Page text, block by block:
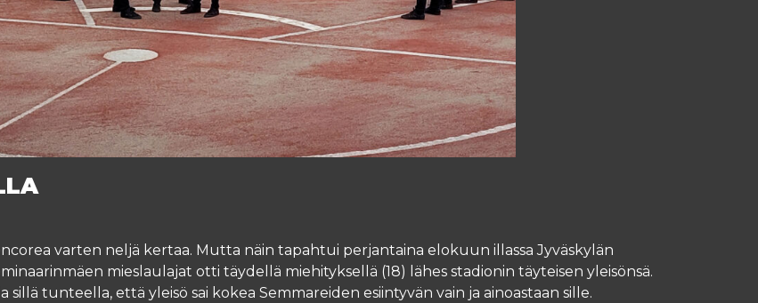
varten neljä kertaa. Mutta näin tapahtui perjantaina elokuun illassa Jyväskylän
mieslaulajat otti täydellä miehityksellä (18) lähes stadionin täyteisen yleisönsä.
sillä tunteella, että yleisö sai kokea Semmareiden esiintyvän vain ja ainoastaan sille.